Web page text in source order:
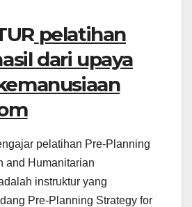
pelatihan
dari upaya
pelatihan Pre-Planning
and Humanitarian
instruktur yang
Pre-Planning Strategy for